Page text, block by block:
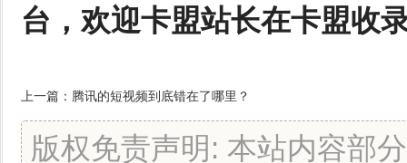
台，欢迎卡盟站长在卡盟收
上一篇： 腾讯的短视频到底错在了哪里？
版权免责声明: 本站内容部